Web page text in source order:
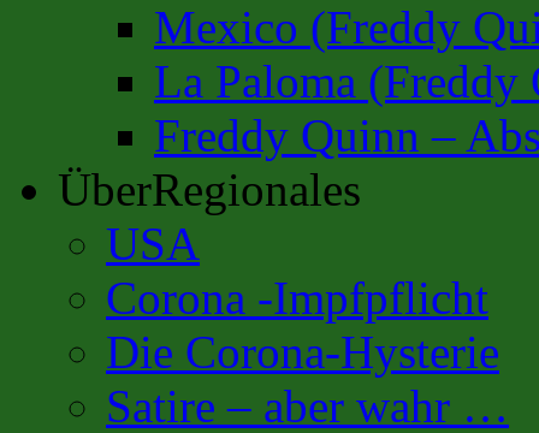
Mexico (Freddy
La Paloma (Freddy
Freddy Quinn –
ÜberRegionales
USA
Corona -Impfpflicht
Die Corona-Hysterie
Satire – aber wahr …